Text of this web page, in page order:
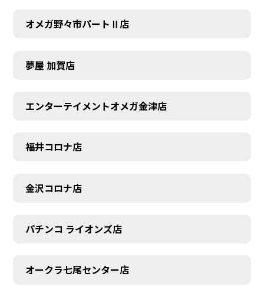
オメガ野々市パートⅡ店
夢屋 加賀店
エンターテイメントオメガ金津店
福井コロナ店
金沢コロナ店
パチンコ ライオンズ店
オークラ七尾センター店